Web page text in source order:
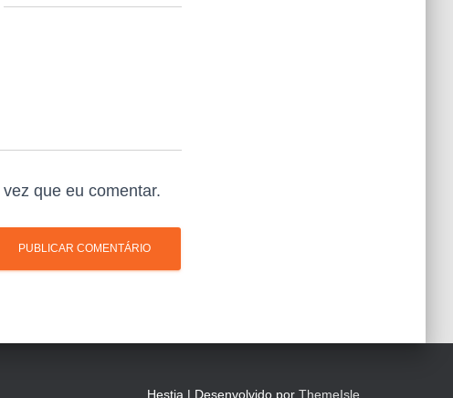
que eu comentar.
Hestia | Desenvolvido por ThemeIsle